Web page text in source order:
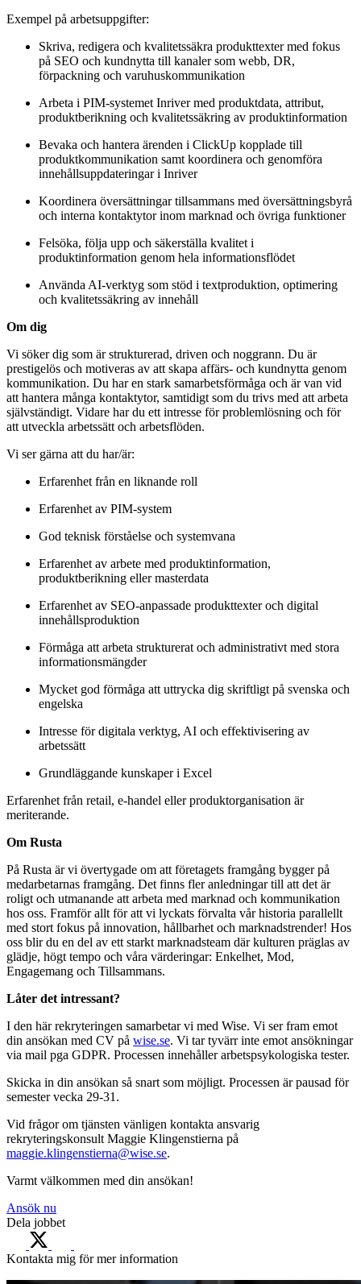
Exempel på arbetsuppgifter:
Skriva, redigera och kvalitetssäkra produkttexter med fokus
på SEO och kundnytta till kanaler som webb, DR,
förpackning och varuhuskommunikation
Arbeta i PIM-systemet Inriver med produktdata, attribut,
produktberikning och kvalitetssäkring av produktinformation
Bevaka och hantera ärenden i ClickUp kopplade till
produktkommunikation samt koordinera och genomföra
innehållsuppdateringar i Inriver
Koordinera översättningar tillsammans med översättningsbyrå
och interna kontaktytor inom marknad och övriga funktioner
Felsöka, följa upp och säkerställa kvalitet i
produktinformation genom hela informationsflödet
Använda AI-verktyg som stöd i textproduktion, optimering
och kvalitetssäkring av innehåll
Om dig
Vi söker dig som är strukturerad, driven och noggrann. Du är
prestigelös och motiveras av att skapa affärs- och kundnytta genom
kommunikation. Du har en stark samarbetsförmåga och är van vid
att hantera många kontaktytor, samtidigt som du trivs med att arbeta
självständigt. Vidare har du ett intresse för problemlösning och för
att utveckla arbetssätt och arbetsflöden.
Vi ser gärna att du har/är:
Erfarenhet från en liknande roll
Erfarenhet av PIM-system
God teknisk förståelse och systemvana
Erfarenhet av arbete med produktinformation,
produktberikning eller masterdata
Erfarenhet av SEO-anpassade produkttexter och digital
innehållsproduktion
Förmåga att arbeta strukturerat och administrativt med stora
informationsmängder
Mycket god förmåga att uttrycka dig skriftligt på svenska och
engelska
Intresse för digitala verktyg, AI och effektivisering av
arbetssätt
Grundläggande kunskaper i Excel
Erfarenhet från retail, e-handel eller produktorganisation är
meriterande.
Om Rusta
På Rusta är vi övertygade om att företagets framgång bygger på
medarbetarnas framgång. Det finns fler anledningar till att det är
roligt och utmanande att arbeta med marknad och kommunikation
hos oss. Framför allt för att vi lyckats förvalta vår historia parallellt
med stort fokus på innovation, hållbarhet och marknadstrender! Hos
oss blir du en del av ett starkt marknadsteam där kulturen präglas av
glädje, högt tempo och våra värderingar: Enkelhet, Mod,
Engagemang och Tillsammans.
Låter det intressant?
I den här rekryteringen samarbetar vi med Wise. Vi ser fram emot
din ansökan med CV på wise.se. Vi tar tyvärr inte emot ansökningar
via mail pga GDPR. Processen innehåller arbetspsykologiska tester.
Skicka in din ansökan så snart som möjligt. Processen är pausad för
semester vecka 29-31.
Vid frågor om tjänsten vänligen kontakta ansvarig
rekryteringskonsult Maggie Klingenstierna på
maggie.klingenstierna@wise.se.
Varmt välkommen med din ansökan!
Ansök nu
Dela jobbet
Kontakta mig för mer information